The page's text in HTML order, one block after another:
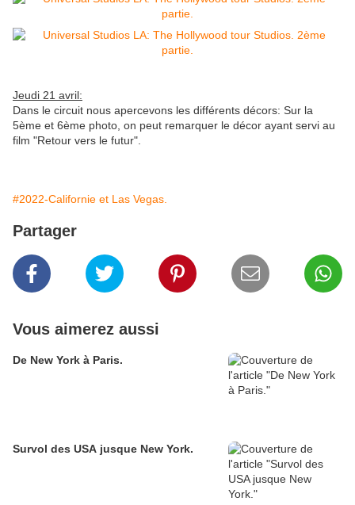
Jeudi 21 avril:
Dans le circuit nous apercevons les différents décors: Sur la
5ème et 6ème photo, on peut remarquer le décor ayant servi au
film "Retour vers le futur".
#2022-Californie et Las Vegas.
Partager
Vous aimerez aussi
De New York à Paris.
Survol des USA jusque New York.